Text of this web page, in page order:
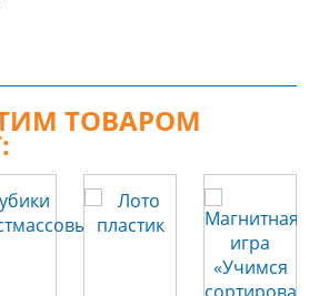
ТОВАРОМ